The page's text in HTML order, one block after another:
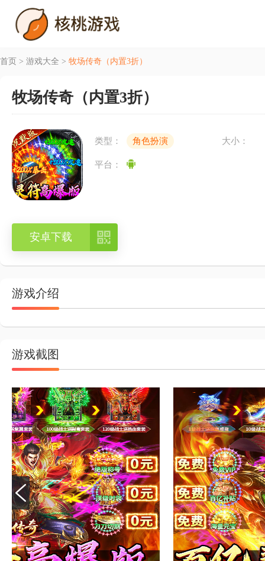
首页 > 游戏大全 > 牧场传奇（内置3折）
牧场传奇（内置3折）
类型： 角色扮演 大小：
平台：
安卓下载 
游戏介绍
游戏截图